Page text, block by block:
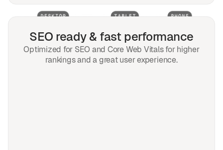
SEO ready & fast performance
Optimized for SEO and Core Web Vitals for higher
rankings and a great user experience.